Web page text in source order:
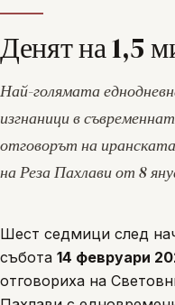
Денят на 1,5
Най-голямата
изгнаници в
отговорът на
на Реза Пахлави от 8
Шест седмици след
събота 14 февруари
отговориха на